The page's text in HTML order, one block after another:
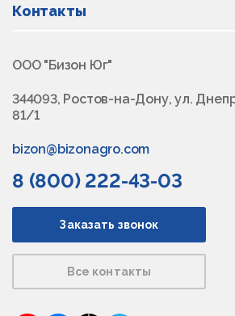
Контакты
ООО "Бизон Юг"
344093, Ростов-на-Дону, ул.
81/1
bizon@bizonagro.com
8 (800) 222-43-03
Заказать звонок
Все контакты